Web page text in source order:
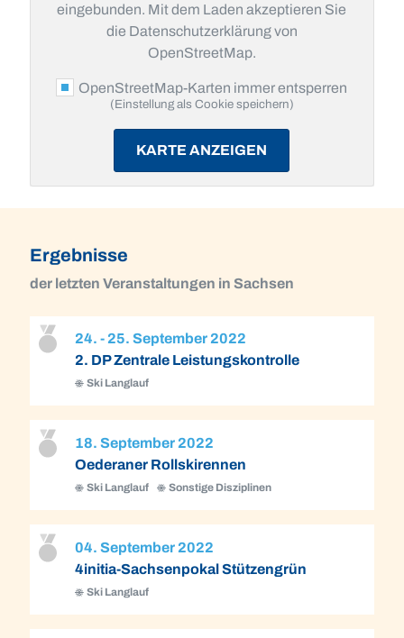
eingebunden. Mit dem Laden akzeptieren Sie
die Datenschutzerklärung von
OpenStreetMap.
OpenStreetMap-Karten immer entsperren
(Einstellung als Cookie speichern)
KARTE ANZEIGEN
Ergebnisse
der letzten Veranstaltungen in Sachsen
24. - 25. September 2022
2. DP Zentrale Leistungskontrolle
Ski Langlauf
18. September 2022
Oederaner Rollskirennen
Ski Langlauf Sonstige Disziplinen
04. September 2022
4initia-Sachsenpokal Stützengrün
Ski Langlauf